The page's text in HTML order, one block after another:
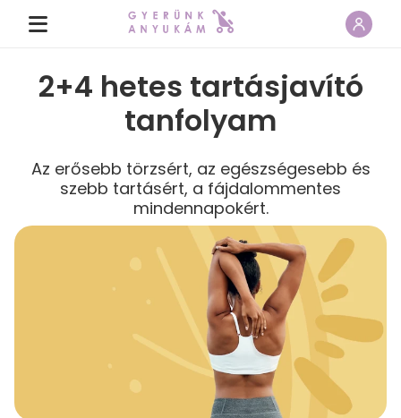
2+4 hetes tartásjavító
tanfolyam
Az erősebb törzsért, az egészségesebb és
szebb tartásért, a fájdalommentes
mindennapokért.